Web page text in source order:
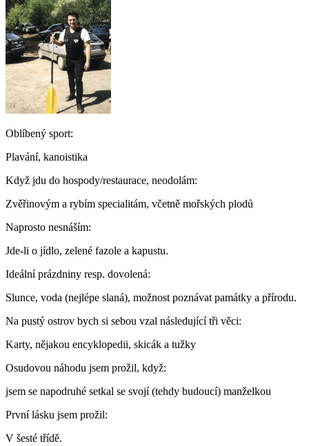
Oblíbený sport:
Plavání, kanoistika
Když jdu do hospody/restaurace, neodolám:
Zvěřinovým a rybím specialitám, včetně mořských plodů
Naprosto nesnáším:
Jde-li o jídlo, zelené fazole a kapustu.
Ideální prázdniny resp. dovolená:
Slunce, voda (nejlépe slaná), možnost poznávat památky a přírodu.
Na pustý ostrov bych si sebou vzal následující tři věci:
Karty, nějakou encyklopedii, skicák a tužky
Osudovou náhodu jsem prožil, když:
jsem se napodruhé setkal se svojí (tehdy budoucí) manželkou
První lásku jsem prožil:
V šesté třídě.